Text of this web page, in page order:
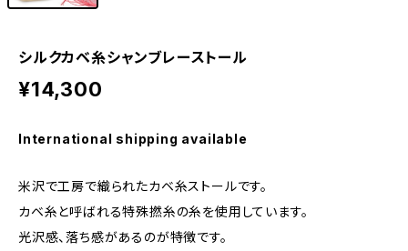
シルクカベ糸シャンブレーストール
¥14,300
International shipping available
米沢で工房で織られたカベ糸ストールです。
カベ糸と呼ばれる特殊撚糸の糸を使用しています。
光沢感、落ち感があるのが特徴です。